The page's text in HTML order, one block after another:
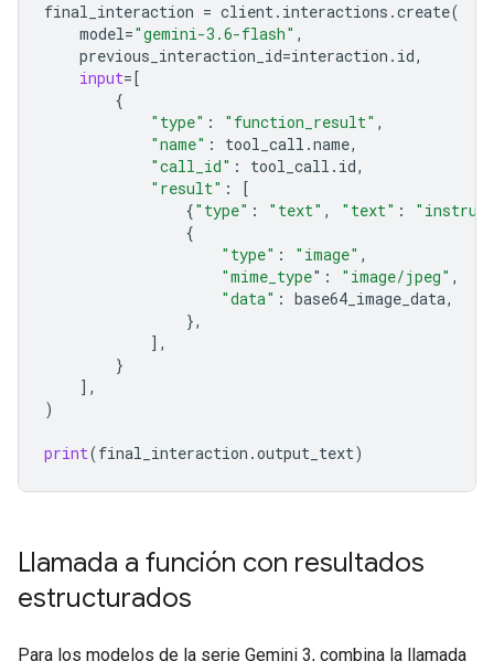
final_interaction = client. interactions .create(
model="gemini-3.6-flash" ,
previous_interaction_id=interaction . id,
input= [
{
"type" : "function_result" ,
"name" : tool_call .name,
"call_id" : tool_call . id,
"result" :
[
{"type" : "text" , "text" :
{
"type" : "image" ,
"mime_type" : "image/jpeg" ,
"data" : base64_image_data,
},
],
}
],
)
print(final_interaction .output_text)
Llamada a función con resultados
estructurados
Para los modelos de la serie Gemini 3, combina la llamada